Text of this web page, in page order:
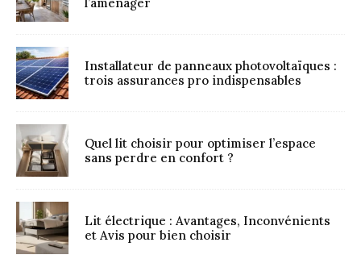
Installateur de panneaux photovoltaïques :
trois assurances pro indispensables
Quel lit choisir pour optimiser l’espace
sans perdre en confort ?
Lit électrique : Avantages, Inconvénients
et Avis pour bien choisir